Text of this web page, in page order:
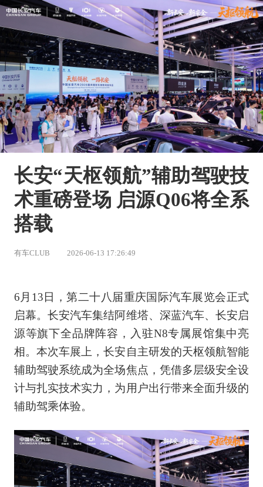
长安“天枢领航”辅助驾驶技
术重磅登场 启源Q06将全系
搭载
有车CLUB 2026-06-13 17:26:49
6月13日，第二十八届重庆国际汽车展览会正式
启幕。长安汽车集结阿维塔、深蓝汽车、长安启
源等旗下全品牌阵容，入驻N8专属展馆集中亮
相。本次车展上，长安自主研发的天枢领航智能
辅助驾驶系统成为全场焦点，凭借多层级安全设
计与扎实技术实力，为用户出行带来全面升级的
辅助驾乘体验。